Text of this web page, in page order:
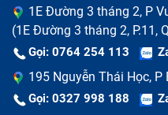
1E Đường 3 tháng 2, P
(1E Đường 3 tháng 2, P.11,
Gọi: 0764 254 113
195 Nguyễn Thái Học, P
Gọi: 0327 998 188